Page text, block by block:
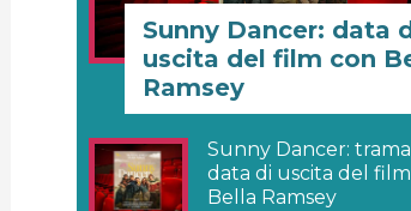
Sunny Dancer: data
uscita del film con
Ramsey
Sunny Dancer:
data di uscita del
Bella Ramsey